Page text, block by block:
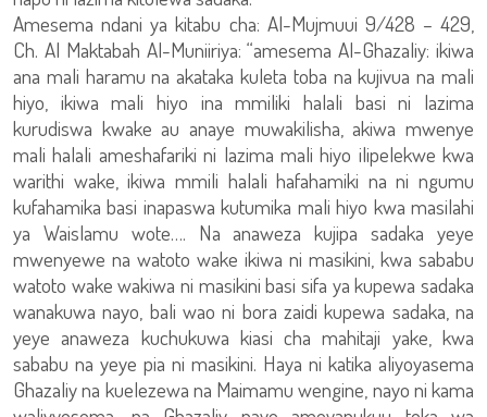
Amesema ndani ya kitabu cha: Al-Mujmuui 9/428 – 429,
Ch. Al Maktabah Al-Muniiriya: “amesema Al-Ghazaliy: ikiwa
ana mali haramu na akataka kuleta toba na kujivua na mali
hiyo, ikiwa mali hiyo ina mmiliki halali basi ni lazima
kurudiswa kwake au anaye muwakilisha, akiwa mwenye
mali halali ameshafariki ni lazima mali hiyo ilipelekwe kwa
warithi wake, ikiwa mmili halali hafahamiki na ni ngumu
kufahamika basi inapaswa kutumika mali hiyo kwa masilahi
ya Waislamu wote…. Na anaweza kujipa sadaka yeye
mwenyewe na watoto wake ikiwa ni masikini, kwa sababu
watoto wake wakiwa ni masikini basi sifa ya kupewa sadaka
wanakuwa nayo, bali wao ni bora zaidi kupewa sadaka, na
yeye anaweza kuchukuwa kiasi cha mahitaji yake, kwa
sababu na yeye pia ni masikini. Haya ni katika aliyoyasema
Ghazaliy na kuelezewa na Maimamu wengine, nayo ni kama